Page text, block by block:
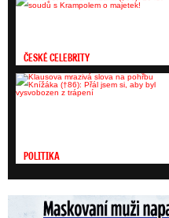
ČESKÉ CELEBRITY
POLITIKA
Maskovaní muži napadli